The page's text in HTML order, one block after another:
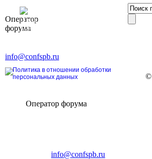
Оператор
форума
Элит»
196191, г. Санкт-Петербург,
info@confspb.ru
Политика в отношении обработки
персональных данных
©
Оператор форума
E-mail:info@confspb.ru